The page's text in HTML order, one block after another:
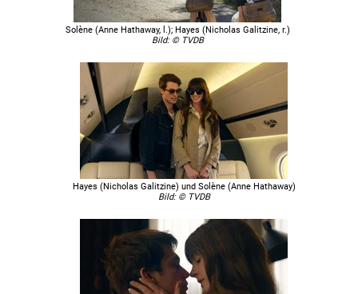
Solène (Anne Hathaway, l.); Hayes (Nicholas Galitzine, r.)
Bild: © TVDB
Hayes (Nicholas Galitzine) und Solène (Anne Hathaway)
Bild: © TVDB